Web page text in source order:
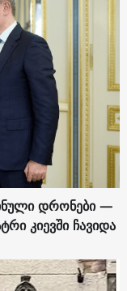
დრონები —
კიევში ჩავიდა